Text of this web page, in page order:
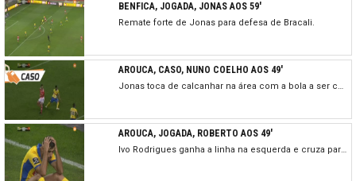
BENFICA, JOGADA, JONAS AOS 59'
Remate forte de Jonas para defesa de Bracali.
AROUCA, CASO, NUNO COELHO AOS 49'
Jonas toca de calcanhar na área com a bola a ser cortada por Nuno Coelho. Os jogadores encarnados pedem mão do jogador do Arouca mas parece ter sido com o peito.
AROUCA, JOGADA, ROBERTO AOS 49'
Ivo Rodrigues ganha a linha na esquerda e cruza para a pequena área onde Roberto não chega por muito pouco, para fazer a emenda.